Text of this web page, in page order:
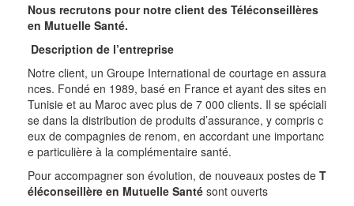
Nous recrutons pour notre client des Téléconseillères
en Mutuelle Santé.
Description de l’entreprise
Notre client, un Groupe International de courtage en assura
nces. Fondé en 1989, basé en France et ayant des sites en
Tunisie et au Maroc avec plus de 7 000 clients. Il se spéciali
se dans la distribution de produits d’assurance, y compris c
eux de compagnies de renom, en accordant une importanc
e particulière à la complémentaire santé.
Pour accompagner son évolution, de nouveaux postes de T
éléconseillère en Mutuelle Santé sont ouverts